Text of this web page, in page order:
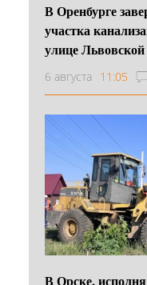
В Оренбурге
участка
улице Львовской
6 августа 11:05
В Орске,